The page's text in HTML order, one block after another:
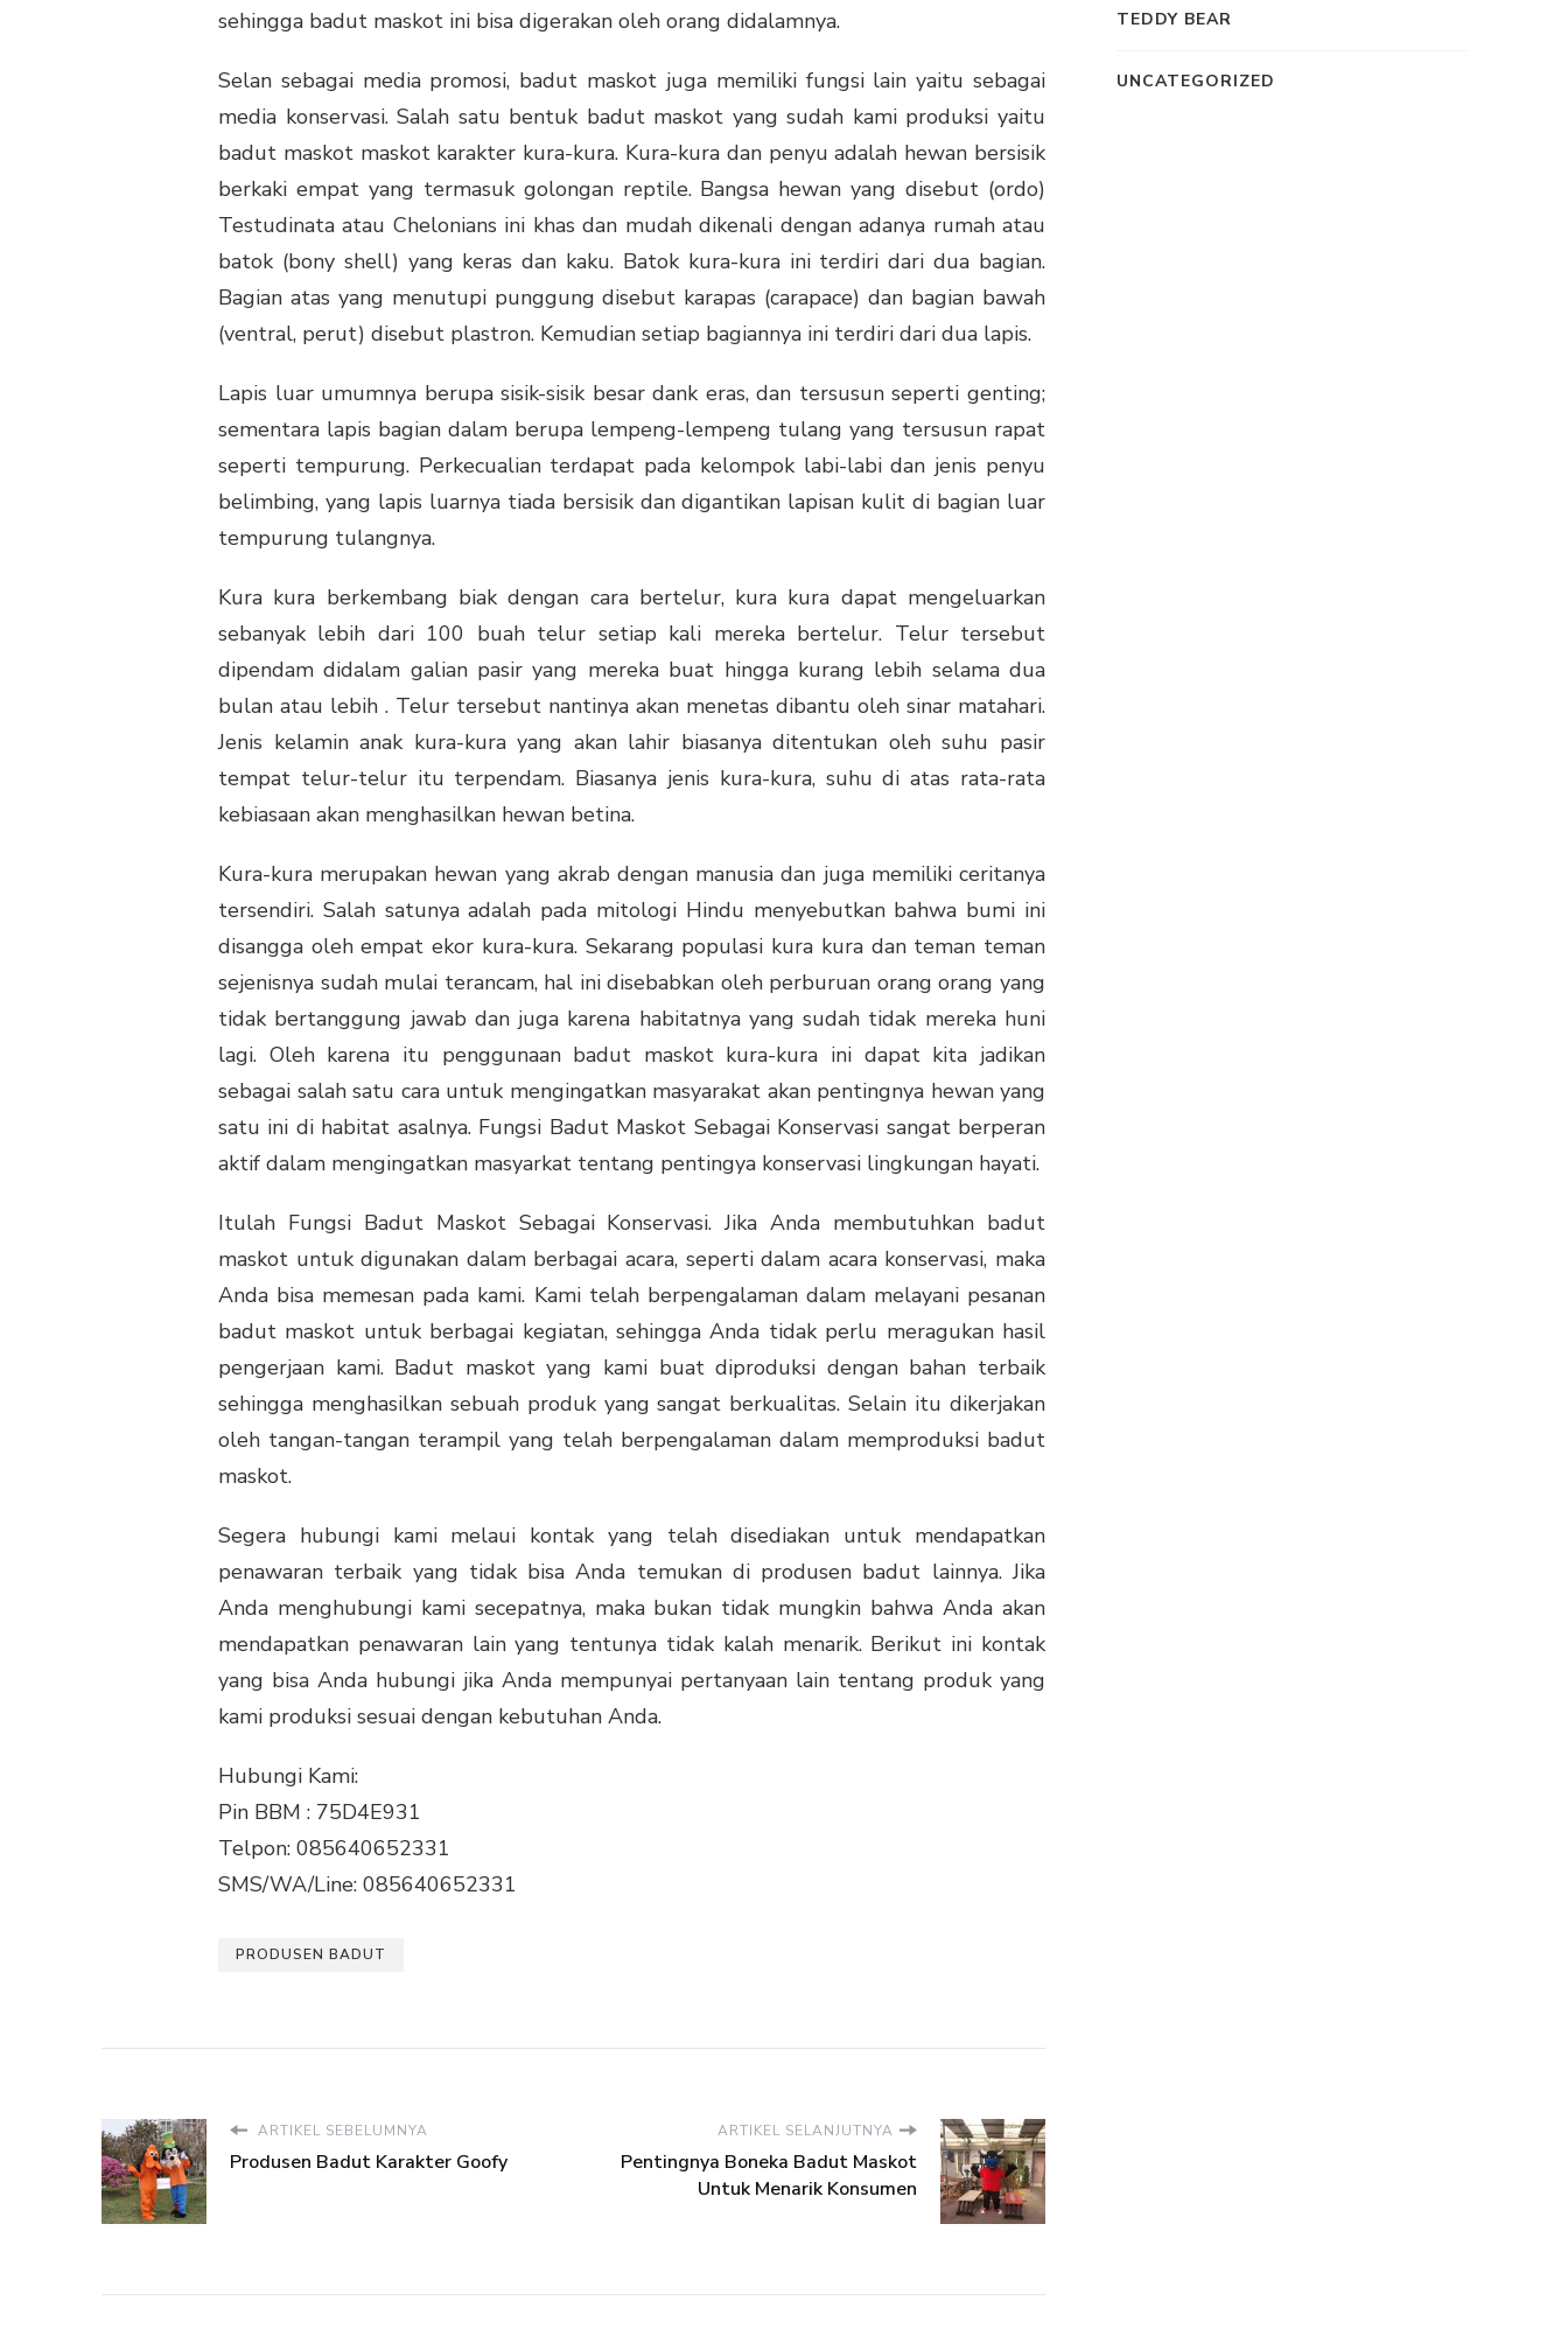
sehingga badut maskot ini bisa digerakan oleh orang didalamnya.
Selan sebagai media promosi, badut maskot juga memiliki fungsi lain yaitu sebagai
media konservasi. Salah satu bentuk badut maskot yang sudah kami produksi yaitu
badut maskot maskot karakter kura-kura. Kura-kura dan penyu adalah hewan bersisik
berkaki empat yang termasuk golongan reptile. Bangsa hewan yang disebut (ordo)
Testudinata atau Chelonians ini khas dan mudah dikenali dengan adanya rumah atau
batok (bony shell) yang keras dan kaku. Batok kura-kura ini terdiri dari dua bagian.
Bagian atas yang menutupi punggung disebut karapas (carapace) dan bagian bawah
(ventral, perut) disebut plastron. Kemudian setiap bagiannya ini terdiri dari dua lapis.
Lapis luar umumnya berupa sisik-sisik besar dank eras, dan tersusun seperti genting;
sementara lapis bagian dalam berupa lempeng-lempeng tulang yang tersusun rapat
seperti tempurung. Perkecualian terdapat pada kelompok labi-labi dan jenis penyu
belimbing, yang lapis luarnya tiada bersisik dan digantikan lapisan kulit di bagian luar
tempurung tulangnya.
Kura kura berkembang biak dengan cara bertelur, kura kura dapat mengeluarkan
sebanyak lebih dari 100 buah telur setiap kali mereka bertelur. Telur tersebut
dipendam didalam galian pasir yang mereka buat hingga kurang lebih selama dua
bulan atau lebih . Telur tersebut nantinya akan menetas dibantu oleh sinar matahari.
Jenis kelamin anak kura-kura yang akan lahir biasanya ditentukan oleh suhu pasir
tempat telur-telur itu terpendam. Biasanya jenis kura-kura, suhu di atas rata-rata
kebiasaan akan menghasilkan hewan betina.
Kura-kura merupakan hewan yang akrab dengan manusia dan juga memiliki ceritanya
tersendiri. Salah satunya adalah pada mitologi Hindu menyebutkan bahwa bumi ini
disangga oleh empat ekor kura-kura. Sekarang populasi kura kura dan teman teman
sejenisnya sudah mulai terancam, hal ini disebabkan oleh perburuan orang orang yang
tidak bertanggung jawab dan juga karena habitatnya yang sudah tidak mereka huni
lagi. Oleh karena itu penggunaan badut maskot kura-kura ini dapat kita jadikan
sebagai salah satu cara untuk mengingatkan masyarakat akan pentingnya hewan yang
satu ini di habitat asalnya. Fungsi Badut Maskot Sebagai Konservasi sangat berperan
aktif dalam mengingatkan masyarkat tentang pentingya konservasi lingkungan hayati.
Itulah Fungsi Badut Maskot Sebagai Konservasi. Jika Anda membutuhkan badut
maskot untuk digunakan dalam berbagai acara, seperti dalam acara konservasi, maka
Anda bisa memesan pada kami. Kami telah berpengalaman dalam melayani pesanan
badut maskot untuk berbagai kegiatan, sehingga Anda tidak perlu meragukan hasil
pengerjaan kami. Badut maskot yang kami buat diproduksi dengan bahan terbaik
sehingga menghasilkan sebuah produk yang sangat berkualitas. Selain itu dikerjakan
oleh tangan-tangan terampil yang telah berpengalaman dalam memproduksi badut
maskot.
Segera hubungi kami melaui kontak yang telah disediakan untuk mendapatkan
penawaran terbaik yang tidak bisa Anda temukan di produsen badut lainnya. Jika
Anda menghubungi kami secepatnya, maka bukan tidak mungkin bahwa Anda akan
mendapatkan penawaran lain yang tentunya tidak kalah menarik. Berikut ini kontak
yang bisa Anda hubungi jika Anda mempunyai pertanyaan lain tentang produk yang
kami produksi sesuai dengan kebutuhan Anda.
Hubungi Kami:
Pin BBM : 75D4E931
Telpon: 085640652331
SMS/WA/Line: 085640652331
PRODUSEN BADUT
ARTIKEL SEBELUMNYA
Produsen Badut Karakter Goofy
ARTIKEL SELANJUTNYA
Pentingnya Boneka Badut Maskot
Untuk Menarik Konsumen
TEDDY BEAR
UNCATEGORIZED